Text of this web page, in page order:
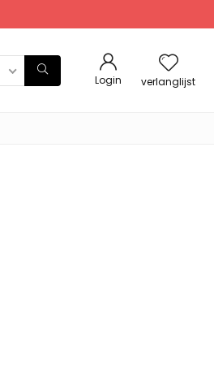
Login verlanglijst